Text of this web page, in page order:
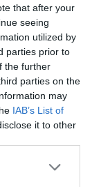
that after your
seeing
utilized by
parties prior to
the further
parties on the
may
IAB’s List of
it to other